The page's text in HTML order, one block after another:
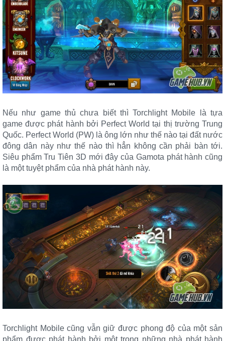
Nếu như game thủ chưa biết thì Torchlight Mobile là tựa
game được phát hành bởi Perfect World tại thị trường Trung
Quốc. Perfect World (PW) là ông lớn như thế nào tại đất nước
đông dân này như thế nào thì hẳn không cần phải bàn tới.
Siêu phẩm Tru Tiên 3D mới đây của Gamota phát hành cũng
là một tuyệt phẩm của nhà phát hành này.
Torchlight Mobile cũng vẫn giữ được phong độ của một sản
phẩm được phát hành bởi một trong những nhà phát hành